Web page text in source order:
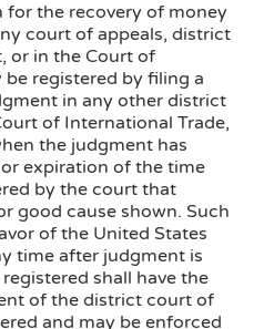
the recovery of money
court of appeals, district
or in the Court of
registered by filing a
in any other district
of International Trade,
the judgment has
expiration of the time
by the court that
good cause shown. Such
of the United States
time after judgment is
shall have the
of the district court of
and may be enforced